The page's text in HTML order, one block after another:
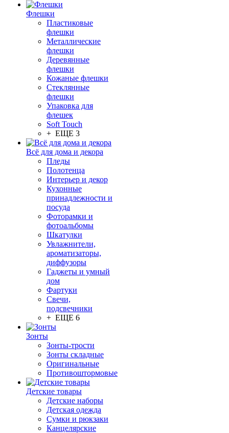
Флешки
Пластиковые
флешки
Металлические
флешки
Деревянные
флешки
Кожаные флешки
Стеклянные
флешки
Упаковка для
флешек
Soft Touch
+ ЕЩЕ 3
Всё для дома и декора
Пледы
Полотенца
Интерьер и декор
Кухонные
принадлежности и
посуда
Фоторамки и
фотоальбомы
Шкатулки
Увлажнители,
ароматизаторы,
диффузоры
Гаджеты и умный
дом
Фартуки
Свечи,
подсвечники
+ ЕЩЕ 6
Зонты
Зонты-трости
Зонты складные
Оригинальные
Противоштормовые
Детские товары
Детские наборы
Детская одежда
Сумки и рюкзаки
Канцелярские